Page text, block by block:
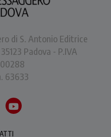
di S. Antonio Editrice
Padova - P.IVA
63633